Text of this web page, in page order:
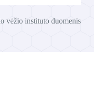
vėžio instituto duomenis